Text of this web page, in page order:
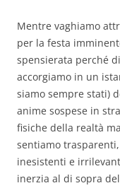
Mentre vaghiamo
per la festa
spensierata perché
accorgiamo in un
siamo sempre stati)
anime sospese in
fisiche della realtà
sentiamo
inesistenti e
inerzia al di sopra